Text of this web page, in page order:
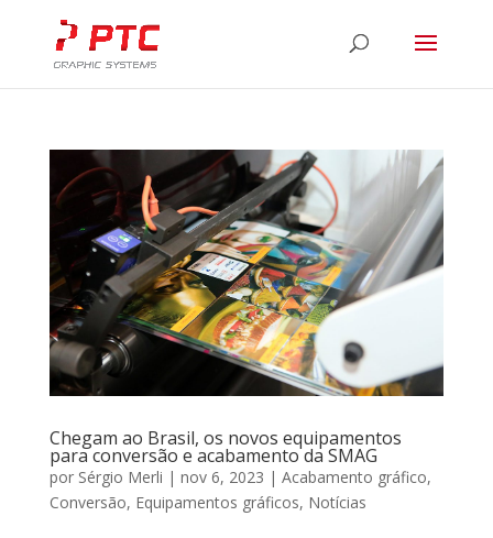
Chegam ao Brasil, os novos equipamentos
para conversão e acabamento da SMAG
por Sérgio Merli | nov 6, 2023 | Acabamento gráfico,
Conversão, Equipamentos gráficos, Notícias